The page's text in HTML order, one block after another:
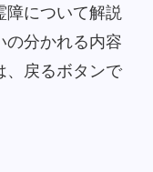
障について解説
の分かれる内容
、戻るボタンで